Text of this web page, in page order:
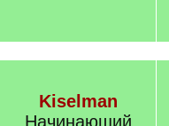
Kiselman
Начинающий